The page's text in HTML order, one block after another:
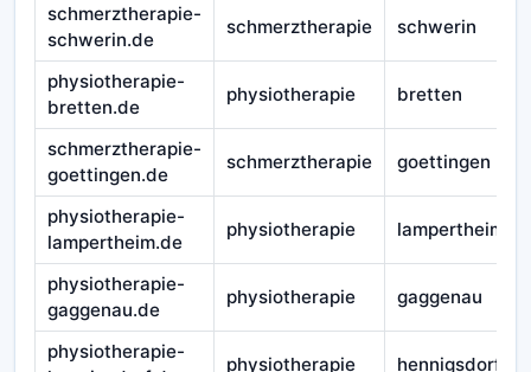
schmerztherapie-
schwerin.de
schmerztherapie schwerin
physiotherapie-
bretten.de
physiotherapie bretten
schmerztherapie-
goettingen.de
schmerztherapie goettingen
physiotherapie-
lampertheim.de
physiotherapie lampertheim
physiotherapie-
gaggenau.de
physiotherapie gaggenau
physiotherapie-
physiotherapie hennigsdorf